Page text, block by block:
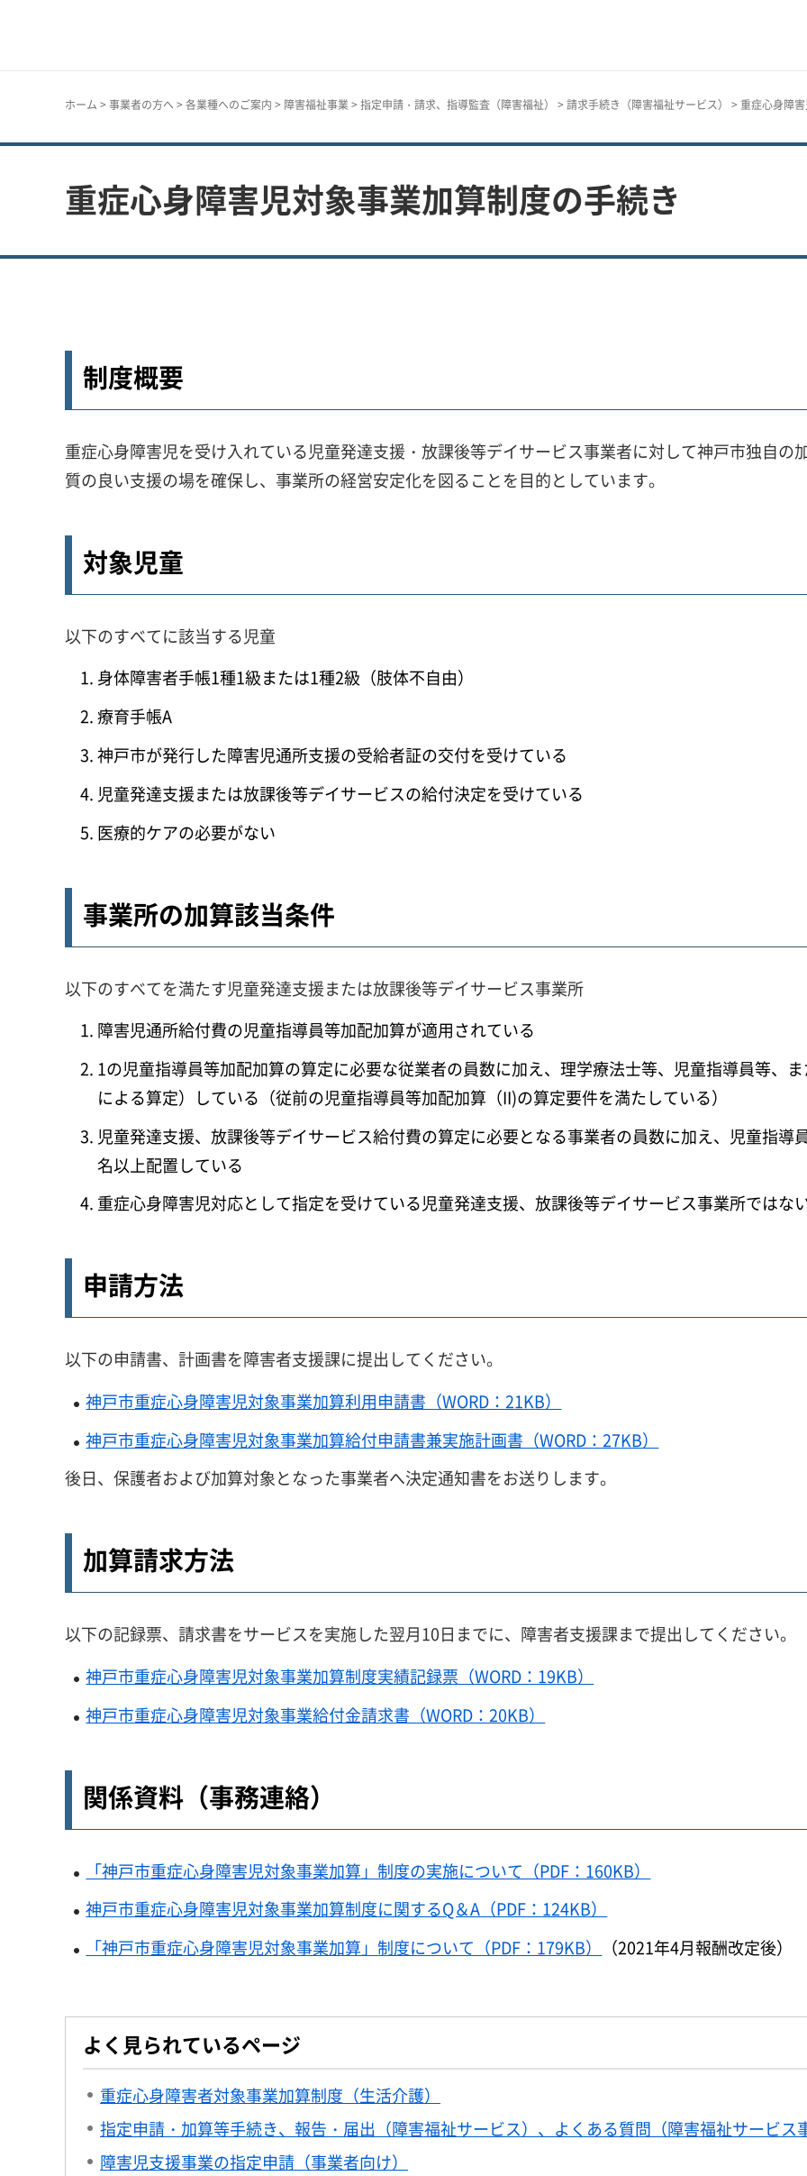
ホーム > 事業者の方へ > 各業種へのご案内 > 障害福祉事業> 指定申請・請求、指導監査（障害福祉） > 請求手続き（障害福祉サービス） > 重症心身障
重症心身障害児対象事業加算制度の手続き
制度概要
重症心身障害児を受け入れている児童発達支援・放課後等デイサービス事業者に対して神戸市独自の
質の良い支援の場を確保し、事業所の経営安定化を図ることを目的としています。
対象児童
以下のすべてに該当する児童
身体障害者手帳1種1級または1種2級（肢体不自由）
療育手帳A
神戸市が発行した障害児通所支援の受給者証の交付を受けている
児童発達支援または放課後等デイサービスの給付決定を受けている
医療的ケアの必要がない
事業所の加算該当条件
以下のすべてを満たす児童発達支援または放課後等デイサービス事業所
障害児通所給付費の児童指導員等加配加算が適用されている
1の児童指導員等加配加算の算定に必要な従業者の員数に加え、理学療法士等、児童指導員等、
による算定）している（従前の児童指導員等加配加算（II)の算定要件を満たしている）
児童発達支援、放課後等デイサービス給付費の算定に必要となる事業者の員数に加え、児童指
名以上配置している
重症心身障害児対応として指定を受けている児童発達支援、放課後等デイサービス事業所ではな
申請方法
以下の申請書、計画書を障害者支援課に提出してください。
神戸市重症心身障害児対象事業加算利用申請書（WORD：21KB）
神戸市重症心身障害児対象事業加算給付申請書兼実施計画書（WORD：27KB）
後日、保護者および加算対象となった事業者へ決定通知書をお送りします。
加算請求方法
以下の記録票、請求書をサービスを実施した翌月10日までに、障害者支援課まで提出してください。
神戸市重症心身障害児対象事業加算制度実績記録票（WORD：19KB）
神戸市重症心身障害児対象事業給付金請求書（WORD：20KB）
関係資料（事務連絡）
「神戸市重症心身障害児対象事業加算」制度の実施について（PDF：160KB）
神戸市重症心身障害児対象事業加算制度に関するQ＆A（PDF：124KB）
「神戸市重症心身障害児対象事業加算」制度について（PDF：179KB）
（2021年4月報酬改定後）
よく見られているページ
重症心身障害者対象事業加算制度（生活介護）
指定申請・加算等手続き、報告・届出（障害福祉サービス）、よくある質問（障害福祉サービス
障害児支援事業の指定申請（事業者向け）